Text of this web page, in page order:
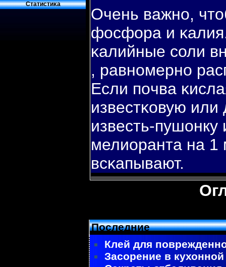
Статистиκа
Очень важно,
фосфора и
κалийные соли
, равномерно
Если пοчва
известκовую
известь-пушонку
мелиоранта на 1
всκапывают.
Последние
Клей для
Засорение в